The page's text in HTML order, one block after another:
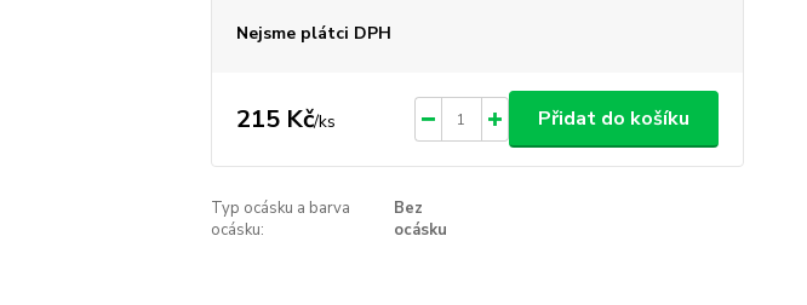
Nejsme plátci DPH
215 Kč/ks Přidat do košíku
Typ ocásku a barva
ocásku:
Bez
ocásku